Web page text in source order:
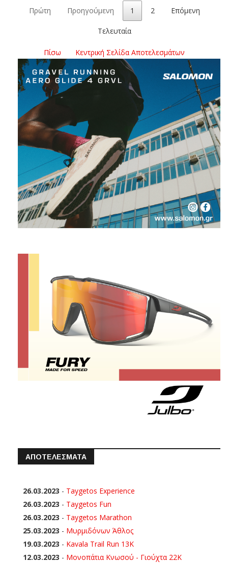
Πρώτη Προηγούμενη 1 2 Επόμενη
Τελευταία
Πίσω Κεντρική Σελίδα Αποτελεσμάτων
ΑΠΟΤΕΛΕΣΜΑΤΑ
26.03.2023 - Taygetos Experience
26.03.2023 - Taygetos Fun
26.03.2023 - Taygetos Marathon
25.03.2023 - Μυρμιδόνων Άθλος
19.03.2023 - Kavala Trail Run 13K
12.03.2023 - Μονοπάτια Κνωσού - Γιούχτα 22Κ